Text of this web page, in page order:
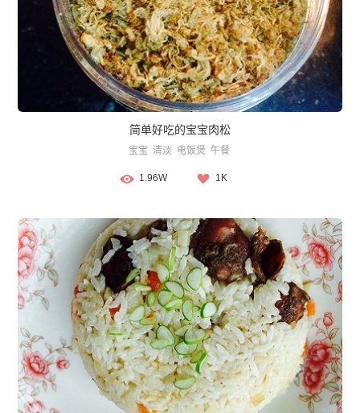
简单好吃的宝宝肉松
宝宝 清淡 电饭煲 午餐
1.96W 1K